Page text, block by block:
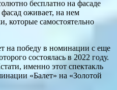
бесплатно на фасаде
оживает, на нем
которые самостоятельно
на победу в номинации с еще
состоялась в 2022 году.
именно этот спектакль
«Балет» на «Золотой